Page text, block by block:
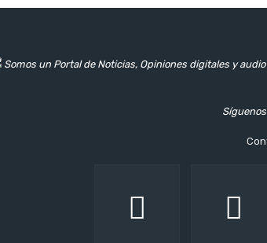
Somos un Portal de Noticias, Opiniones digitales y